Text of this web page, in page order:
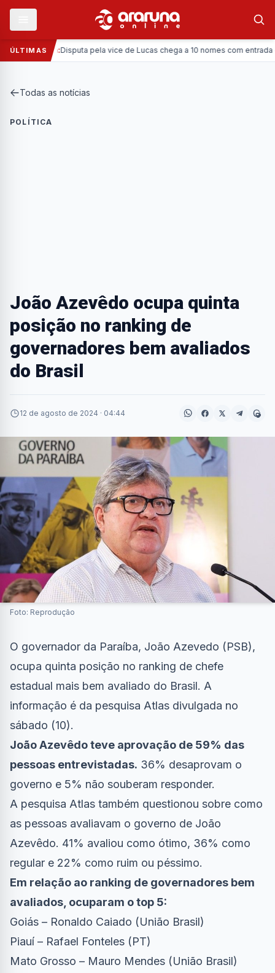
ÚLTIMAS
Política: Disputa pela vice de Lucas chega a 10 nomes com entrada
Todas as notícias
POLÍTICA
João Azevêdo ocupa quinta
posição no ranking de
governadores bem avaliados
do Brasil
12 de agosto de 2024 · 04:44
Foto: Reprodução
O governador da Paraíba, João Azevedo (PSB),
ocupa quinta posição no ranking de chefe
estadual mais bem avaliado do Brasil. A
informação é da pesquisa Atlas divulgada no
sábado (10).
João Azevêdo teve aprovação de 59% das
pessoas entrevistadas. 36% desaprovam o
governo e 5% não souberam responder.
A pesquisa Atlas também questionou sobre como
as pessoas avaliavam o governo de João
Azevêdo. 41% avaliou como ótimo, 36% como
regular e 22% como ruim ou péssimo.
Em relação ao ranking de governadores bem
avaliados, ocuparam o top 5:
Goiás – Ronaldo Caiado (União Brasil)
Piauí – Rafael Fonteles (PT)
Mato Grosso – Mauro Mendes (União Brasil)